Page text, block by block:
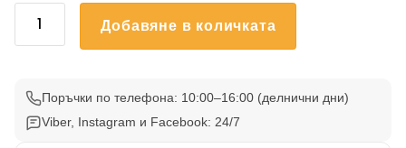
количество
Дядо
Коледа
Добавяне в количката
Поръчки по телефона: 10:00–16:00 (делнични дни)
Viber, Instagram и Facebook: 24/7